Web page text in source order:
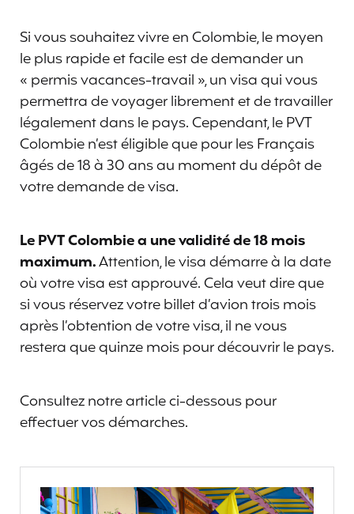
Si vous souhaitez vivre en Colombie, le moyen
le plus rapide et facile est de demander un
« permis vacances-travail », un visa qui vous
permettra de voyager librement et de travailler
légalement dans le pays. Cependant, le PVT
Colombie n’est éligible que pour les Français
âgés de 18 à 30 ans au moment du dépôt de
votre demande de visa.
Le PVT Colombie a une validité de 18 mois
maximum.Attention, le visa démarre à la date
où votre visa est approuvé. Cela veut dire que
si vous réservez votre billet d’avion trois mois
après l’obtention de votre visa, il ne vous
restera que quinze mois pour découvrir le pays.
Consultez notre article ci-dessous pour
effectuer vos démarches.